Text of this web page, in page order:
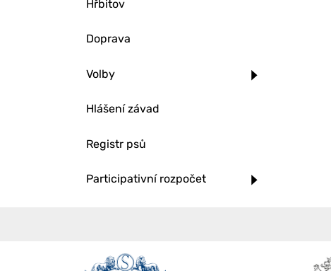
Hřbitov
Doprava
Volby
Hlášení závad
Registr psů
Participativní rozpočet